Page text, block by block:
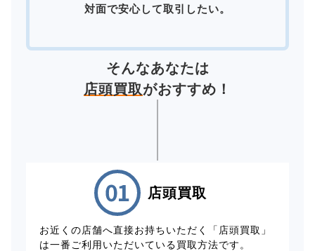
対面で安心して取引したい。
そんなあなたは
店頭買取がおすすめ！
店頭買取
お近くの店舗へ直接お持ちいただく「店頭買取」
は一番ご利用いただいている買取方法です。